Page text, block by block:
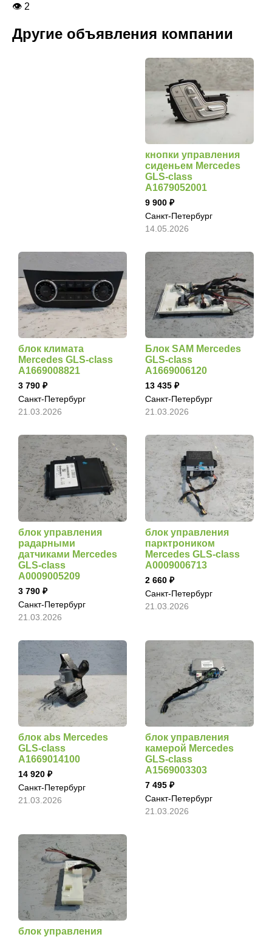
👁 2
Другие объявления компании
кнопки управления
сиденьем Mercedes
GLS-class
A1679052001
9 900
Санкт-Петербург
14.05.2026
блок климата
Mercedes GLS-class
A1669008821
3 790
Санкт-Петербург
21.03.2026
Блок SAM Mercedes
GLS-class
A1669006120
13 435
Санкт-Петербург
21.03.2026
блок управления
радарными
датчиками Mercedes
GLS-class
A0009005209
3 790
Санкт-Петербург
21.03.2026
блок управления
парктроником
Mercedes GLS-class
A0009006713
2 660
Санкт-Петербург
21.03.2026
блок abs Mercedes
GLS-class
A1669014100
14 920
Санкт-Петербург
21.03.2026
блок управления
камерой Mercedes
GLS-class
A1569003303
7 495
Санкт-Петербург
21.03.2026
блок управления